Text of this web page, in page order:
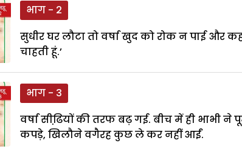
भाग - 2
सुधीर घर लौटा तो वर्षा खुद को रोक न पाई और
चाहती हूं.’
भाग - 3
वर्षा सीढि़यों की तरफ बढ़ गई. बीच में ही भाभी
कपड़े, खिलौने वगैरह कुछ ले कर नहीं आईं.